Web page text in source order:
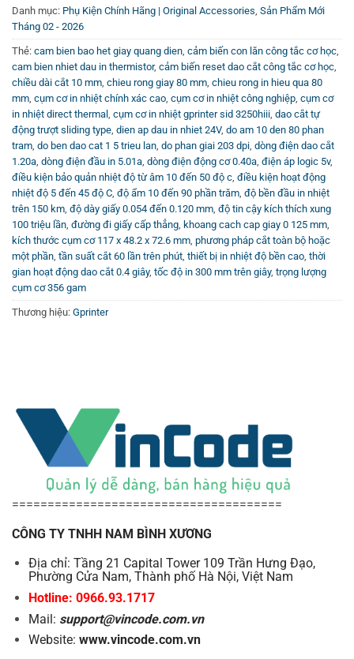
80mm chất lượng cao. Bạn có thể tham khảo các video
hướng dẫn sử dụng và bảo trì máy in nhiệt tại kênh
Youtube Vincodenhằm nâng cao kiến thức vận hành, tự
mình xử lý các sự cố đơn giản một cách nhanh chóng và
hiệu quả.
Danh mục: Phụ Kiện Chính Hãng | Original Accessories, Sản Phẩm Mới
Tháng 02 - 2026
Thẻ: cam bien bao het giay quang dien, cảm biến con lăn công tắc cơ học,
cam bien nhiet dau in thermistor, cảm biến reset dao cắt công tắc cơ học,
chiều dài cắt 10 mm, chieu rong giay 80 mm, chieu rong in hieu qua 80
mm, cụm cơ in nhiệt chính xác cao, cụm cơ in nhiệt công nghiệp, cụm cơ
in nhiệt direct thermal , cụm cơ in nhiệt gprinter sid 3250hiii, dao cắt tự
động trượt sliding type, dien ap dau in nhiet 24V, do am 10 den 80 phan
tram, do ben dao cat 1 5 trieu lan, do phan giai 203 dpi, dòng điện dao cắt
1.20a, dòng điện đầu in 5.01a, dòng điện động cơ 0.40a, điện áp logic 5v,
điều kiện bảo quản nhiệt độ từ âm 10 đến 50 độ c, điều kiện hoạt động
nhiệt độ 5 đến 45 độ C, độ ẩm 10 đến 90 phần trăm, độ bền đầu in nhiệt
trên 150 km, độ dày giấy 0.054 đến 0.120 mm, độ tin cậy kích thích xung
100 triệu lần, đường đi giấy cấp thẳng, khoang cach cap giay 0 125 mm,
kích thước cụm cơ 117 x 48.2 x 72.6 mm, phương pháp cắt toàn bộ hoặc
một phần, tần suất cắt 60 lần trên phút, thiết bị in nhiệt độ bền cao, thời
gian hoạt động dao cắt 0.4 giây, tốc độ in 300 mm trên giây, trọng lượng
cụm cơ 356 gam
Thương hiệu: Gprinter
======================================
CÔNG TY TNHH NAM BÌNH XƯƠNG
Địa chỉ: Tầng 21 Capital Tower 109 Trần Hưng Đạo,
Phường Cửa Nam, Thành phố Hà Nội, Việt Nam
Hotline: 0966.93.1717
Mail: support@vincode.com.vn
Website: www.vincode.com.vn